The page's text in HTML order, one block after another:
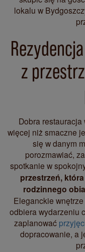
lokalu w
z
Dobra
więcej niż smaczne
się w danym
porozmawiać,
spotkanie w
przestrzeń,
rodzinnego
Eleganckie
odbiera wydarzeniu
zaplanować
dopracowanie, a